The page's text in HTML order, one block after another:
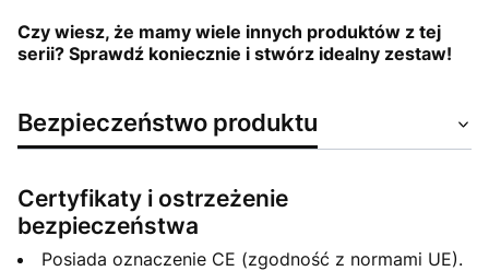
Czy wiesz, że mamy wiele innych produktów z tej
serii? Sprawdź koniecznie i stwórz idealny zestaw!
Bezpieczeństwo produktu
Certyfikaty i ostrzeżenie
bezpieczeństwa
Posiada oznaczenie CE (zgodność z normami UE).